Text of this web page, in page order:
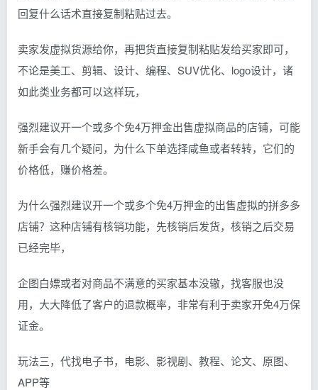
回复什么话术直接复制粘贴过去。
卖家发虚拟货源给你，再把货直接复制粘贴发给买家即可，
不论是美工、剪辑、设计、编程、SUV优化、logo设计，诸
如此类业务都可以这样玩，
强烈建议开一个或多个免4万押金出售虚拟商品的店铺，可能
新手会有几个疑问，为什么下单选择咸鱼或者转转，它们的
价格低，赚价格差。
为什么强烈建议开一个或多个免4万押金的出售虚拟的拼多多
店铺？这种店铺有核销功能，先核销后发货，核销之后交易
已经完毕，
企图白嫖或者对商品不满意的买家基本没辙，找客服也没
用，大大降低了客户的退款概率，非常有利于卖家开免4万保
证金。
玩法三，代找电子书，电影、影视剧、教程、论文、原图、
APP等